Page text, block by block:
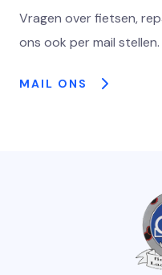
Vragen over fietsen,
ons ook per mail stellen.
MAIL ONS